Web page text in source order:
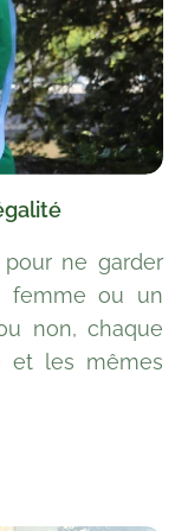
ne garder
femme ou un
non, chaque
et les mêmes